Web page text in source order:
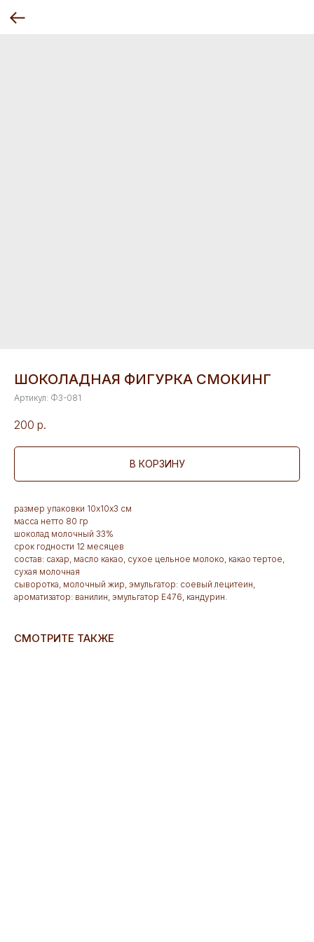
ШОКОЛАДНАЯ ФИГУРКА СМОКИНГ
Артикул: Ф3-081
200 р.
В КОРЗИНУ
размер упаковки 10х10х3 см
масса нетто 80 гр
шоколад молочный 33%
срок годности 12 месяцев
состав: сахар, масло какао, сухое цельное молоко, какао тертое,
сухая молочная
сыворотка, молочный жир, эмульгатор: соевый лецитеин,
ароматизатор: ванилин, эмульгатор Е476, кандурин.
СМОТРИТЕ ТАКЖЕ